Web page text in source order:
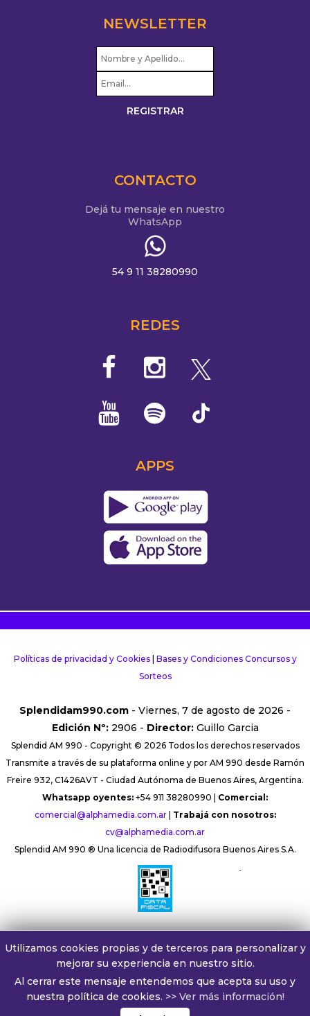
NEWSLETTER
CONTACTO
Dejá tu mensaje en nuestro
WhatsApp
54 9 11 38280990
REDES
APPS
Políticas de privacidad y Cookies| Bases y Condiciones Concursos y
Sorteos
Splendidam990.com - Viernes, 7 de agosto de 2026 -
Edición Nº:2906 - Director:Guillo Garcia
Splendid AM 990 - Copyright © 2026 Todos los derechos reservados
Transmite a través de su plataforma online y por AM 990 desde Ramón
Freire 932, C1426AVT - Ciudad Autónoma de Buenos Aires, Argentina.
Whatsapp oyentes: +54 911 38280990 | Comercial:
comercial@alphamedia.com.ar| Trabajá con nosotros:
cv@alphamedia.com.ar
Splendid AM 990 ® Una licencia de Radiodifusora Buenos Aires S.A.
´
Utilizamos cookies propias y de terceros para personalizar y
mejorar su experiencia en nuestro sitio.
Al cerrar este mensaje entendemos que acepta su uso y
nuestra política de cookies. >> Ver más información!